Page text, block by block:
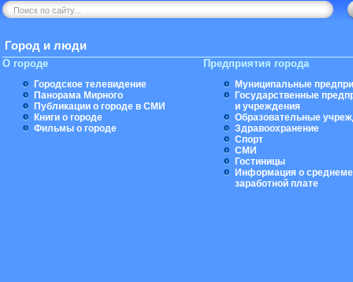
Город и люди
О городе
Городское телевидение
Панорама Мирного
Публикации о городе в СМИ
Книги о городе
Фильмы о городе
Предприятия города
Муниципальные
Государственные
и учреждения
Образовательные
Здравоохранение
Спорт
СМИ
Гостиницы
Информация о
заработной плате